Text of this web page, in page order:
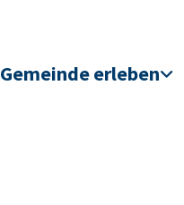
Gemeinde erleben